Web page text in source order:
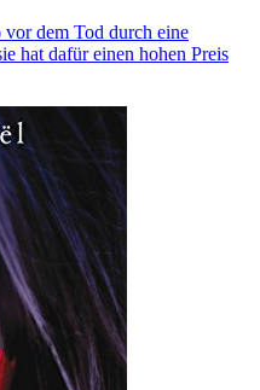
dem Tod durch eine
hat dafür einen hohen Preis